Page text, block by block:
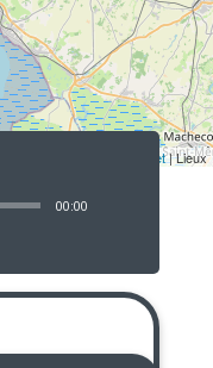
Leaflet| Lieux
00:00